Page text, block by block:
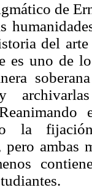
de
del
es uno de
y
la
pero ambas